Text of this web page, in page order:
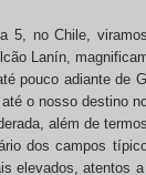
5, no Chile,
Lanín,
pouco adiante de
o nosso destino
além de
dos campos
elevados, atentos